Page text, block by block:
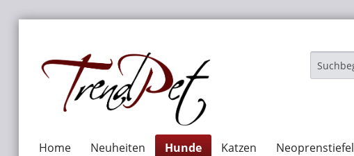
Home Neuheiten Hunde Katzen Neoprenstiefel